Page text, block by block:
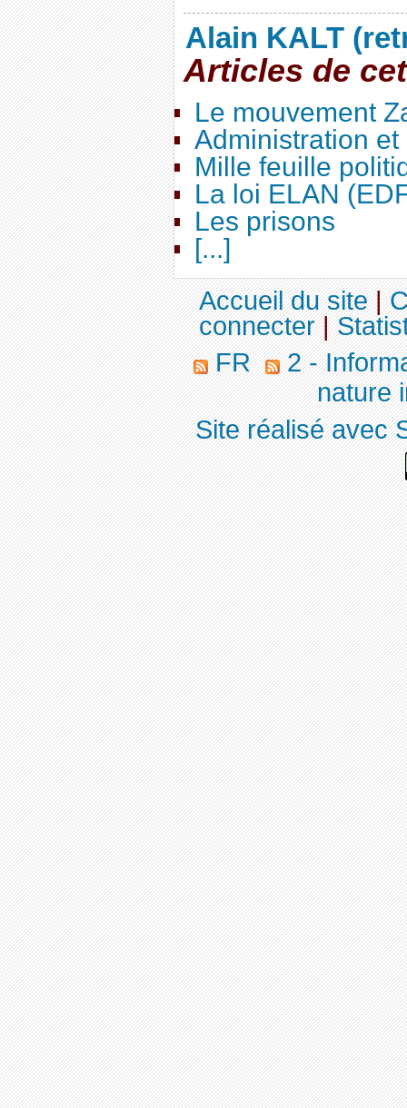
Alain KALT
Articles de
Le mouvement
Administration
Mille feuille
La loi ELAN
Les prisons
[...]
Accueil du site|
connecter|
FR
2 -
nature
Site réalisé avec